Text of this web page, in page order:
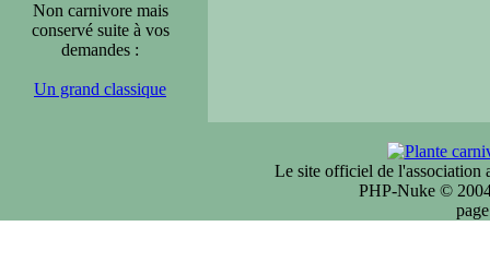
Non carnivore mais
conservé suite à vos
demandes :
Un grand classique
Le site officiel de l'association
PHP-Nuke ©